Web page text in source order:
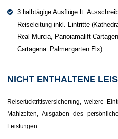
3 halbtägige Ausflüge lt.
Reiseleitung inkl. Eintritte
Real Murcia, Panoramalift
Cartagena, Palmengarten Elx)
NICHT ENTHALTENE
Reiserücktrittsversicherung, weitere
Mahlzeiten, Ausgaben des
Leistungen.